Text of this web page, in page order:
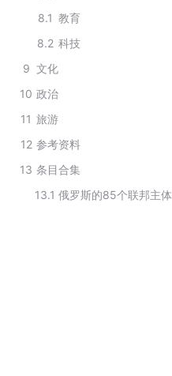
8.1 教育
8.2 科技
9 文化
10 政治
11 旅游
12 参考资料
13 条目合集
13.1 俄罗斯的85个联邦主体